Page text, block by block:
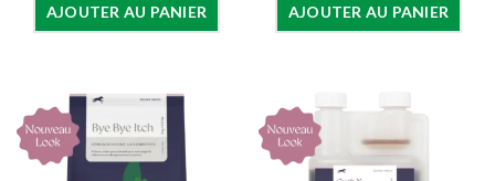
AJOUTER AU PANIER AJOUTER AU PANIER